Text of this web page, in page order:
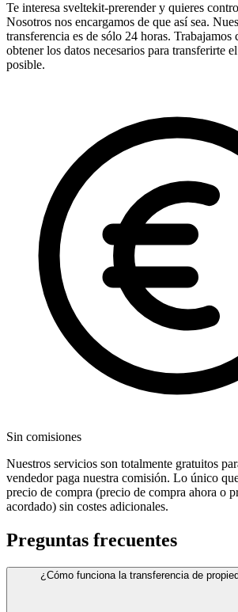
Te interesa sveltekit-prerender y quieres
Nosotros nos encargamos de que así sea.
transferencia es de sólo 24 horas. Trabajamos
obtener los datos necesarios para transferirte
posible.
Sin comisiones
Nuestros servicios son totalmente gratuitos
vendedor paga nuestra comisión. Lo único
precio de compra (precio de compra ahora o
acordado) sin costes adicionales.
Preguntas frecuentes
¿Cómo funciona la transferencia de